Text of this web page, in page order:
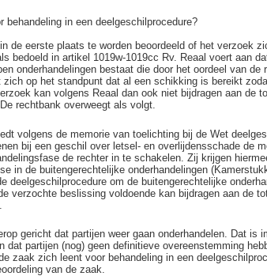
behandeling in een deelgeschilprocedure?
de eerste plaats te worden beoordeeld of het verzoek
bedoeld in artikel 1019w-1019cc Rv. Reaal voert aan
onderhandelingen bestaat die door het oordeel van de
zich op het standpunt dat al een schikking is bereikt
kan volgens Reaal dan ook niet bijdragen aan de
rechtbank overweegt als volgt.
volgens de memorie van toelichting bij de Wet
bij een geschil over letsel- en overlijdensschade de
de rechter in te schakelen. Zij krijgen
in de buitengerechtelijke onderhandelingen
deelgeschilprocedure om de buitengerechtelijke
verzochte beslissing voldoende kan bijdragen aan de
gericht dat partijen weer gaan onderhandelen. Dat is
dat partijen (nog) geen definitieve overeenstemming
zaak zich leent voor behandeling in een
van de zaak.